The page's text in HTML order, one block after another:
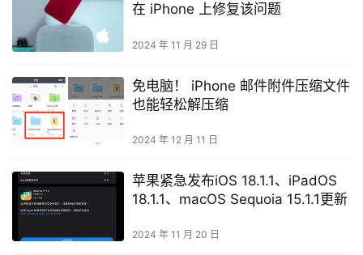
在 iPhone 上修复该问题
2024 年 11 月 29 日
免电脑！ iPhone 邮件附件压缩文件
也能轻松解压缩
2024 年 12 月 11 日
苹果紧急发布iOS 18.1.1、iPadOS
18.1.1、macOS Sequoia 15.1.1更新
2024 年 11 月 20 日